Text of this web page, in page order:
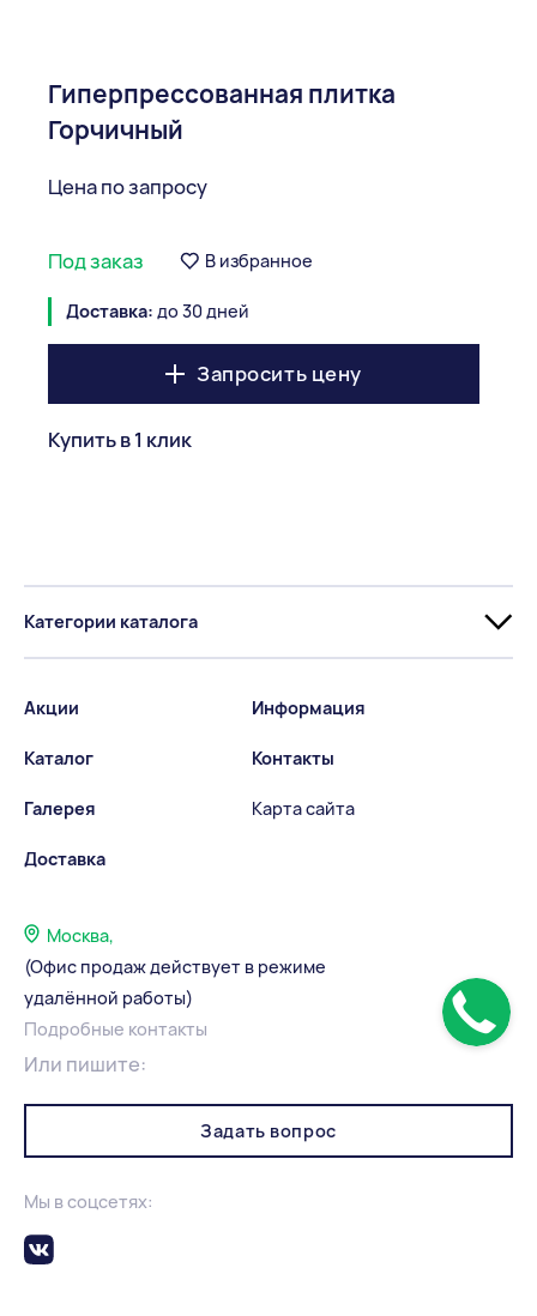
Гиперпрессованная плитка
Горчичный
Цена по запросу
Под заказ В избранное
Доставка: до 30 дней
Запросить цену
Купить в 1 клик
Категории каталога
Акции
Каталог
Галерея
Доставка
Информация
Контакты
Карта сайта
Москва,
(Офис продаж действует в режиме
удалённой работы)
Подробные контакты
Или пишите:
Задать вопрос
Мы в соцсетях: